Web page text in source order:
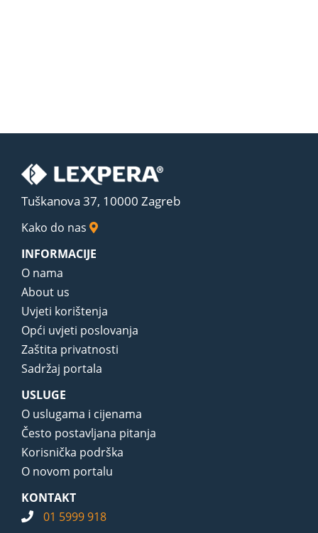
Tuškanova 37, 10000 Zagreb
Kako do nas
INFORMACIJE
O nama
About us
Uvjeti korištenja
Opći uvjeti poslovanja
Zaštita privatnosti
Sadržaj portala
USLUGE
O uslugama i cijenama
Često postavljana pitanja
Korisnička podrška
O novom portalu
KONTAKT
01 5999 918